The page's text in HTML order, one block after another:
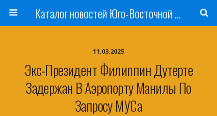
Каталог новостей Юго-Восточной Азии, Австралии и Океании
11.03.2025
Экс-Президент Филиппин Дутерте
Задержан В Аэропорту Манилы По
Запросу МУСа